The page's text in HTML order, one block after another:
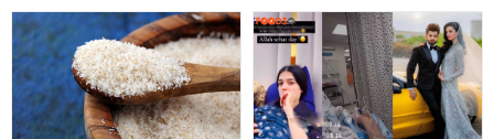
چشمہ کیسے پھوٹ پڑا؟
سعودی زمین پر معجزے کی
ویڈیو
کرتے ہیں؟ دیکھیے